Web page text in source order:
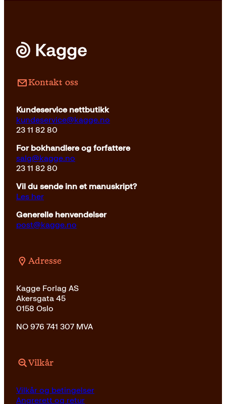
Kontakt oss
Kundeservice nettbutikk
kundeservice@kagge.no
23 11 82 80
For bokhandlere og forfattere
salg@kagge.no
23 11 82 80
Vil du sende inn et manuskript?
Les her
Generelle henvendelser
post@kagge.no
Adresse
Kagge Forlag AS
Akersgata 45
0158 Oslo
NO 976 741 307 MVA
Vilkår
Vilkår og betingelser
Angrerett og retur